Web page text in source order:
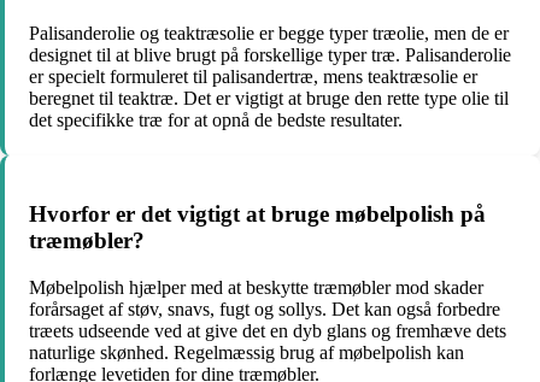
Palisanderolie og teaktræsolie er begge typer træolie, men de er
designet til at blive brugt på forskellige typer træ. Palisanderolie
er specielt formuleret til palisandertræ, mens teaktræsolie er
beregnet til teaktræ. Det er vigtigt at bruge den rette type olie til
det specifikke træ for at opnå de bedste resultater.
Hvorfor er det vigtigt at bruge møbelpolish på
træmøbler?
Møbelpolish hjælper med at beskytte træmøbler mod skader
forårsaget af støv, snavs, fugt og sollys. Det kan også forbedre
træets udseende ved at give det en dyb glans og fremhæve dets
naturlige skønhed. Regelmæssig brug af møbelpolish kan
forlænge levetiden for dine træmøbler.